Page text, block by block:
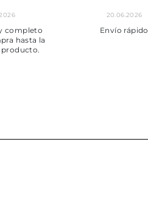
completo
hasta la
20.06.2026
Envío rápido